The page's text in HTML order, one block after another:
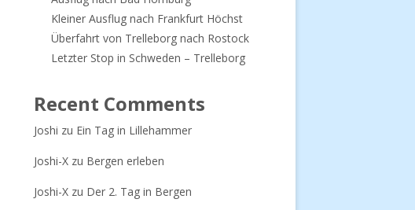
Kleiner Ausflug nach Frankfurt Höchst
Überfahrt von Trelleborg nach Rostock
Letzter Stop in Schweden – Trelleborg
Recent Comments
Joshi zu Ein Tag in Lillehammer
Joshi-X zu Bergen erleben
Joshi-X zu Der 2. Tag in Bergen